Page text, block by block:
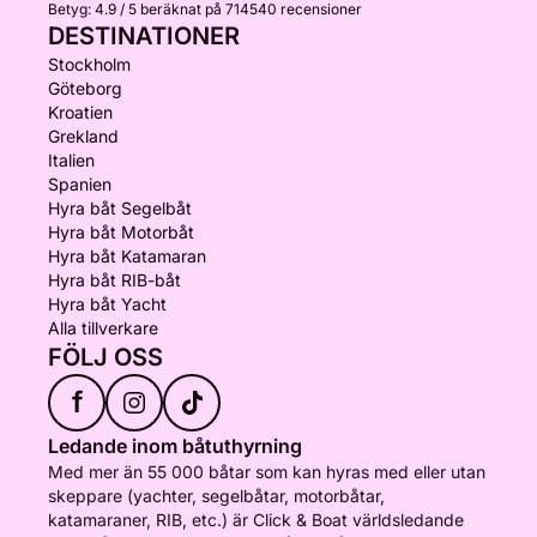
Betyg: 4.9 / 5 beräknat på 714540 recensioner
DESTINATIONER
Stockholm
Göteborg
Kroatien
Grekland
Italien
Spanien
Hyra båt Segelbåt
Hyra båt Motorbåt
Hyra båt Katamaran
Hyra båt RIB-båt
Hyra båt Yacht
Alla tillverkare
FÖLJ OSS
f
Ledande inom båtuthyrning
Med mer än 55 000 båtar som kan hyras med eller utan
skeppare (yachter, segelbåtar, motorbåtar,
katamaraner, RIB, etc.) är Click & Boat världsledande